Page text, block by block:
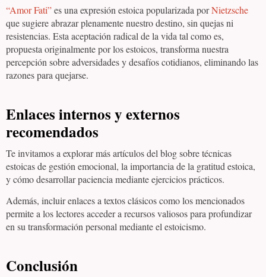
“Amor Fati”es una expresión estoica popularizada porNietzsche
que sugiere abrazar plenamente nuestro destino, sin quejas ni
resistencias. Esta aceptación radical de la vida tal como es,
propuesta originalmente por los estoicos, transforma nuestra
percepción sobre adversidades y desafíos cotidianos, eliminando las
razones para quejarse.
Enlaces internos y externos
recomendados
Te invitamos a explorar más artículos del blog sobre técnicas
estoicas de gestión emocional, la importancia de la gratitud estoica,
y cómo desarrollar paciencia mediante ejercicios prácticos.
Además, incluir enlaces a textos clásicos como los mencionados
permite a los lectores acceder a recursos valiosos para profundizar
en su transformación personal mediante el estoicismo.
Conclusión